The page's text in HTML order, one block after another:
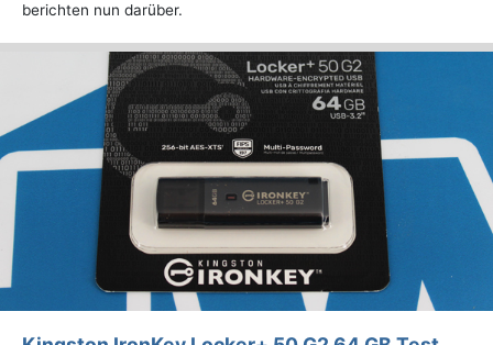
berichten nun darüber.